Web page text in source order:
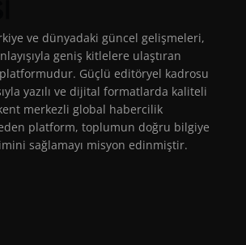
ve dünyadaki güncel gelişmeleri,
geniş kitlelere ulaştıran
Güçlü editöryel kadrosu
yazılı ve dijital formatlarda kaliteli
merkezli global habercilik
platform, toplumun doğru bilgiye
sağlamayı misyon edinmiştir.